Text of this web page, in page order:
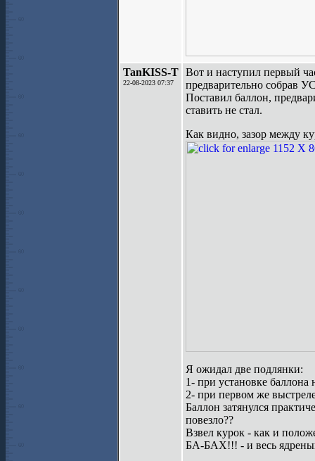
TanKISS-T
22-08-2023 07:37
Вот и наступил первый
предварительно собрав
Поставил баллон,
ставить не стал.
Как видно, зазор между
Я ожидал две подлянки:
1- при установке баллона
2- при первом же
Баллон затянулся
повезло??
Взвел курок - как и
БА-БАХ!!! - и весь